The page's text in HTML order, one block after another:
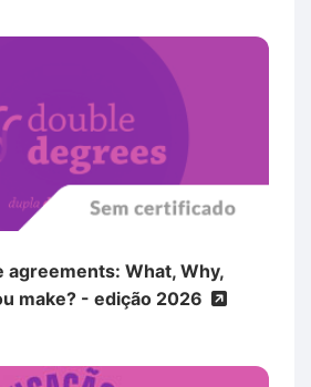
agreements: What, Why,
make? - edição 2026